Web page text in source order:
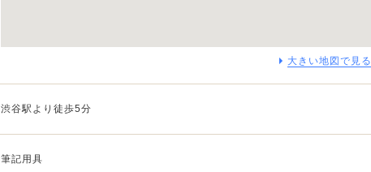
大きい地図で見る
渋谷駅より徒歩5分
筆記用具